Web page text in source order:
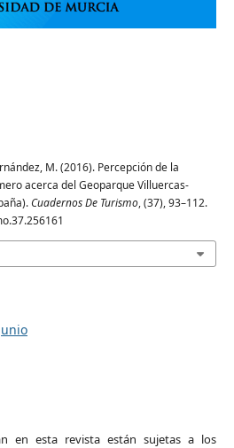
M. (2016). Percepción de la
acerca del Geoparque Villuercas-
Cuadernos De Turismo, (37), 93–112.
en esta revista están sujetas a los